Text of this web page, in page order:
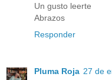
Un gusto leerte
Abrazos
Responder
Pluma Roja 27 de